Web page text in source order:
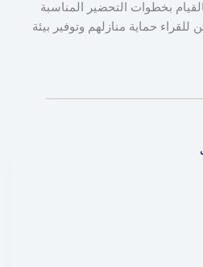
بخطوات التحضير المناسبة
للقراء حماية منازلهم وتوفير بيئة